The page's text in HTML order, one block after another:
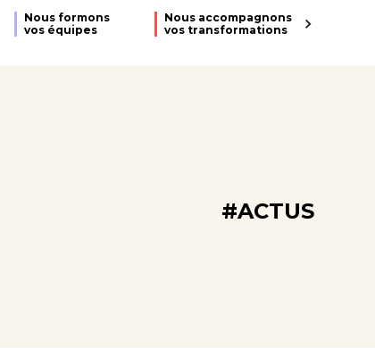
Nous formons
vos équipes
Nous accompagnons
vos transformations
#ACTUS